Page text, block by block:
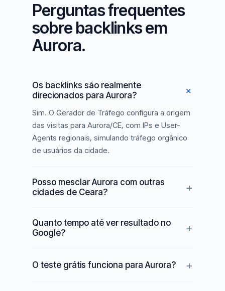
Perguntas frequentes
sobre backlinks em
Aurora.
Os backlinks são realmente
direcionados para Aurora?
Sim. O Gerador de Tráfego configura a origem
das visitas para Aurora/CE, com IPs e User-
Agents regionais, simulando tráfego orgânico
de usuários da cidade.
Posso mesclar Aurora com outras
cidades de Ceara?
Quanto tempo até ver resultado no
Google?
O teste grátis funciona para Aurora?